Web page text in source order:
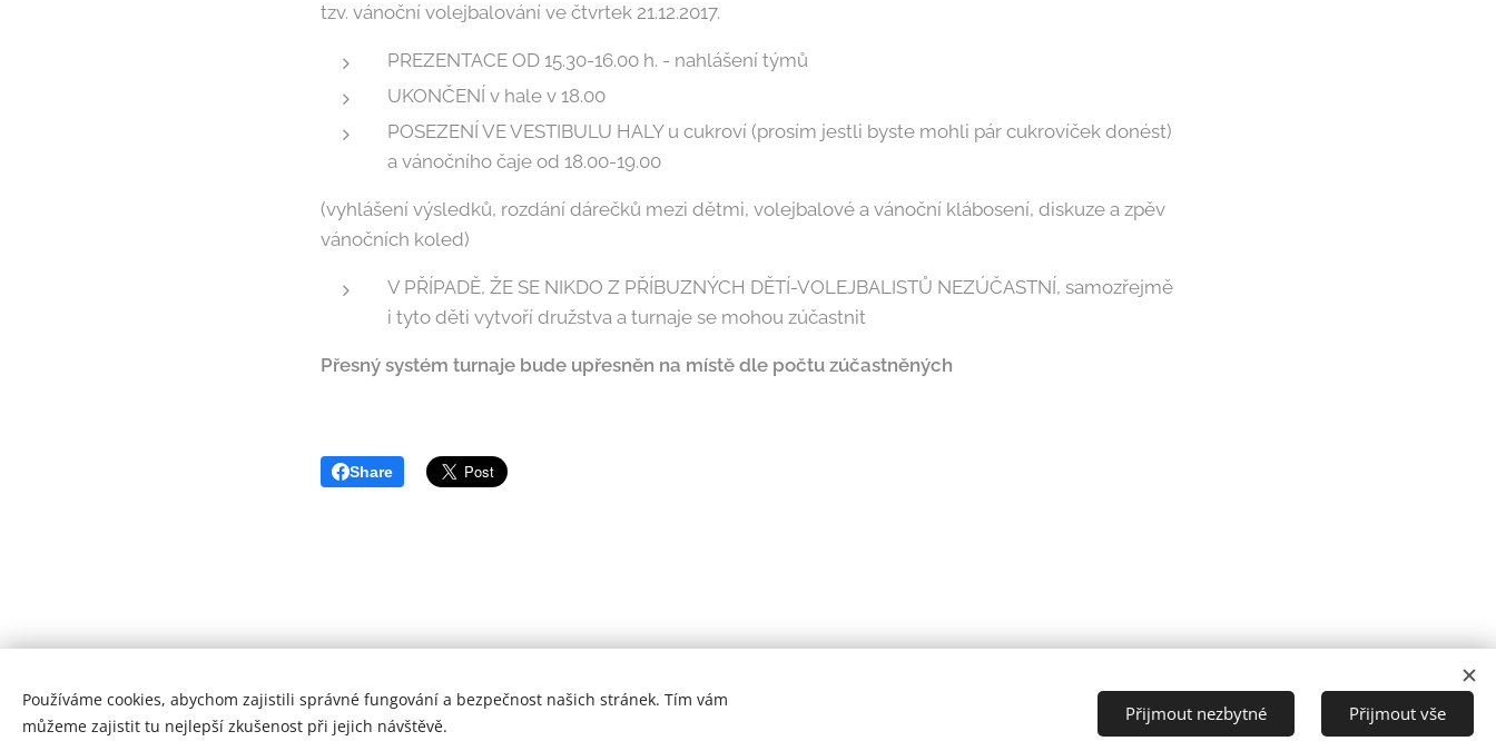
tzv. vánoční volejbalování ve čtvrtek 21.12.2017.
PREZENTACE OD 15.30-16.00 h. - nahlášení týmů
UKONČENÍ v hale v 18.00
POSEZENÍ VE VESTIBULU HALY u cukroví (prosím jestli byste mohli pár cukrovíček donést)
a vánočního čaje od 18.00-19.00
(vyhlášení výsledků, rozdání dárečků mezi dětmi, volejbalové a vánoční klábosení, diskuze a zpěv
vánočních koled)
V PŘÍPADĚ, ŽE SE NIKDO Z PŘÍBUZNÝCH DĚTÍ-VOLEJBALISTŮ NEZÚČASTNÍ, samozřejmě
i tyto děti vytvoří družstva a turnaje se mohou zúčastnit
Přesný systém turnaje bude upřesněn na místě dle počtu zúčastněných
Share
VK Raškovice z.s. © 2008-2026 | Všechna práva vyhrazena.
Používáme cookies, abychom zajistili správné fungování a bezpečnost našich stránek. Tím vám
můžeme zajistit tu nejlepší zkušenost při jejich návštěvě.
Přijmout nezbytné Přijmout vše